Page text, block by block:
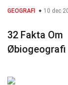
GEOGRAFI 10 dec
32 Fakta Om
Øbiogeografi